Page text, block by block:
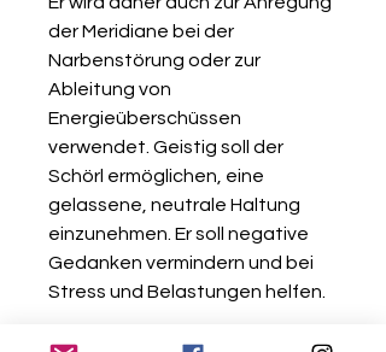
der Meridiane bei der
Narbenstörung oder zur
Ableitung von
Energieüberschüssen
verwendet. Geistig soll der
Schörl ermöglichen, eine
gelassene, neutrale Haltung
einzunehmen. Er soll negative
Gedanken vermindern und bei
Stress und Belastungen helfen.